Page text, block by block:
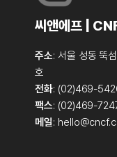
씨앤에프 |
주소: 서울 성동 뚝
호
전화: (02)469-
팩스: (02)469-
메일: